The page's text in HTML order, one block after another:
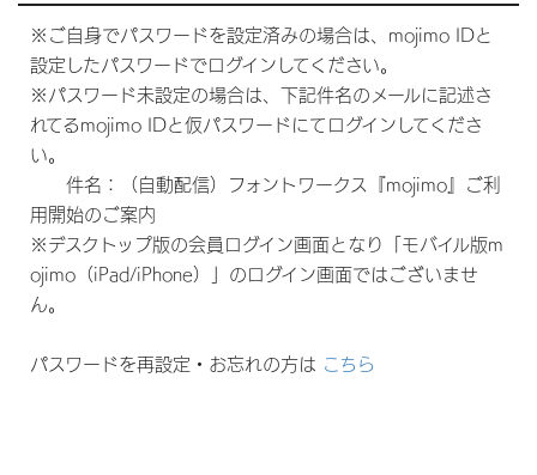
※ご自身でパスワードを設定済みの場合は、mojimo IDと
設定したパスワードでログインしてください。
※パスワード未設定の場合は、下記件名のメールに記述さ
れてるmojimo IDと仮パスワードにてログインしてくださ
い。
件名：（自動配信）フォントワークス『mojimo』ご利
用開始のご案内
※デスクトップ版の会員ログイン画面となり「モバイル版m
ojimo（iPad/iPhone）」のログイン画面ではございませ
ん。
パスワードを再設定・お忘れの方は こちら